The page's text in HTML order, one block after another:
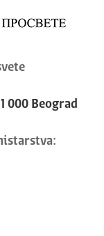
000 Beograd